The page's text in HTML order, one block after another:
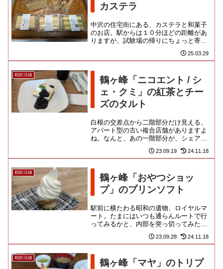
カステラ
中沢の住宅街にある、カステラと和菓子
のお店。駅からは１０分ほどの距離があ
りますが、試験場の帰りにちょっと寄り
道をする形でアクセス可能です。住宅の
一部を改装して営業する小さな... 25.03.29
相鉄沿線
鶴ヶ峰「ニコエント / シ
ェ・クミ」の紅茶とチー
ズのタルト
白根の交差点から二階部分だけ見える、
アパート型の古い複合店舗がありますよ
ね。なんと、あの一階部分が、シェアカ
フェになっていたのですよ！以前は場末
たラーメン飲み屋だった場所だ...
23.09.19 24.11.18
相鉄沿線
鶴ヶ峰「おやつショッ
プ」のプリンソフト
駅前に横たわる昭和の遺物、ロイヤルマ
ート。たまにはいつも通らんルートで行
ってみるかと、内部を突っ切ってみた
ら、こんなお店が隠れてました。「おや
つショップ」という、とらえどこ...
23.09.28 24.11.18
相鉄沿線
鶴ヶ峰「マヤ」のトリプ